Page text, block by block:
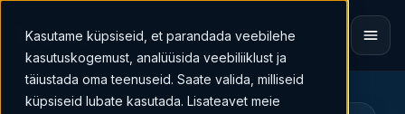
Kasutame küpsiseid, et parandada veebilehe
kasutuskogemust, analüüsida veebiliiklust ja
täiustada oma teenuseid. Saate valida, milliseid
küpsiseid lubate kasutada. Lisateavet meie